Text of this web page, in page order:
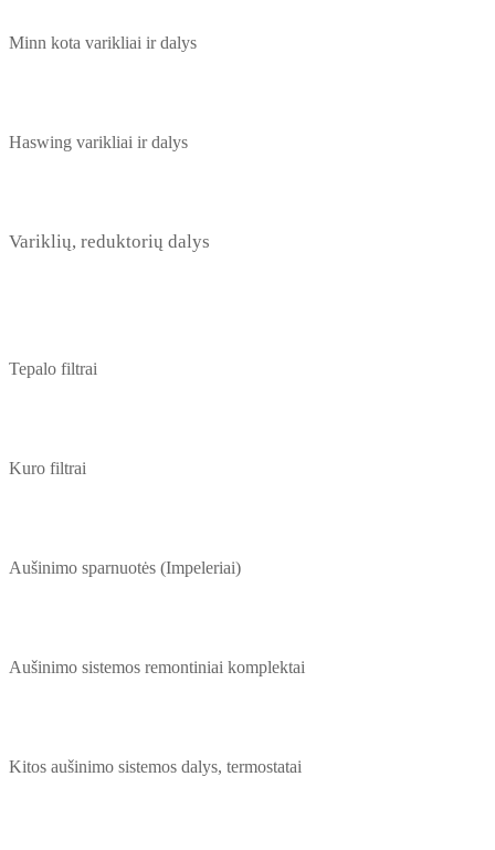
Minn kota varikliai ir dalys
Haswing varikliai ir dalys
Variklių, reduktorių dalys
Tepalo filtrai
Kuro filtrai
Aušinimo sparnuotės (Impeleriai)
Aušinimo sistemos remontiniai komplektai
Kitos aušinimo sistemos dalys, termostatai